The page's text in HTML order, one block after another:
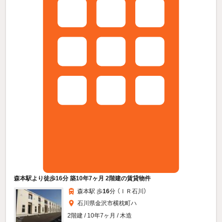
森本駅より徒歩16分 築10年7ヶ月 2階建の賃貸物件
森本駅 歩16分 （ＩＲ石川）
石川県金沢市横枕町ハ
2階建 / 10年7ヶ月 / 木造